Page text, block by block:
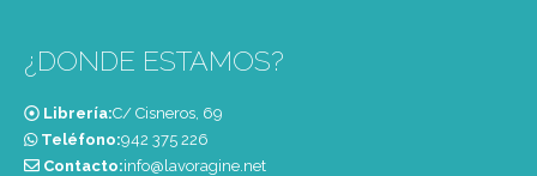
¿DONDE ESTAMOS?
Librería:C/ Cisneros, 69
Teléfono:‭942 375 226‬
Contacto:info@lavoragine.net